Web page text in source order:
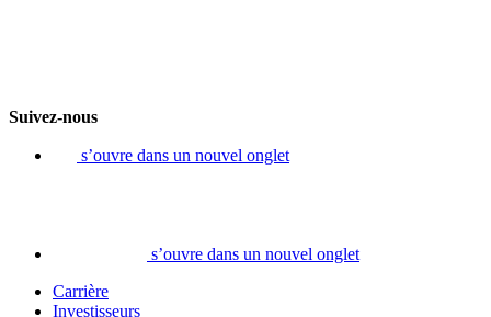
Suivez-nous
s’ouvre dans un nouvel onglet
s’ouvre dans un nouvel onglet
Carrière
Investisseurs